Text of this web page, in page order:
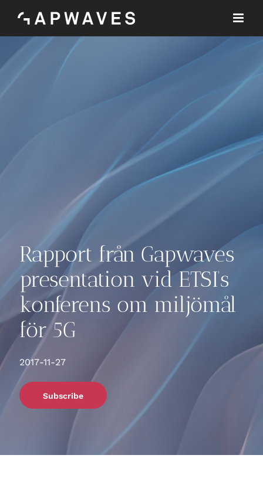
content
Rapport från Gapwaves
presentation vid ETSI’s
konferens om miljömål
för 5G
2017-11-27
Subscribe